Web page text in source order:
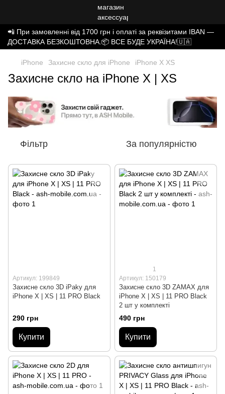
📲 При замовленні від 1700 грн і оплаті за реквізитами IBAN —
ДОСТАВКА БЕЗКОШТОВНА.📦 ВСЕ БУДЕ УКРАЇНА!🇺🇦
iPhone Захисне скло для iPhone iPhone X XS
Захисне скло на iPhone X | XS
Фільтр За популярністю
Артикул: 199849
Захисне скло 3D iPaky для
iPhone X | XS | 11 PRO Black
290 грн
Купити
1
Артикул: 150179
Захисне скло 3D ZAMAX для
iPhone X | XS | 11 PRO Black
2 шт у комплекті
490 грн
Купити